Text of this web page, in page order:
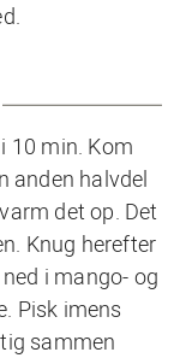
10 min. Kom
anden halvdel
det op. Det
Knug herefter
i mango- og
Pisk imens
sammen